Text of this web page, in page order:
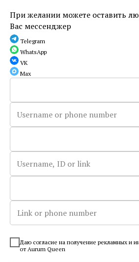
При желании можете оставить
Вас мессенджер
Telegram
WhatsApp
VK
Max
Даю согласие на получение рекламных и
от Aurum Queen
Гриб Рейши (Трутовик
это такое, где растет,
словами